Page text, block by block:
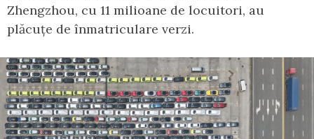
Zhengzhou, cu 11 milioane de locuitori, au
plăcuțe de înmatriculare verzi.